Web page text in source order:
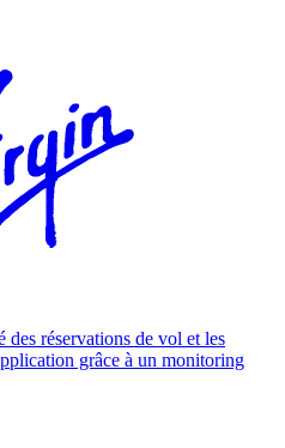
réservations de vol et les
grâce à un monitoring